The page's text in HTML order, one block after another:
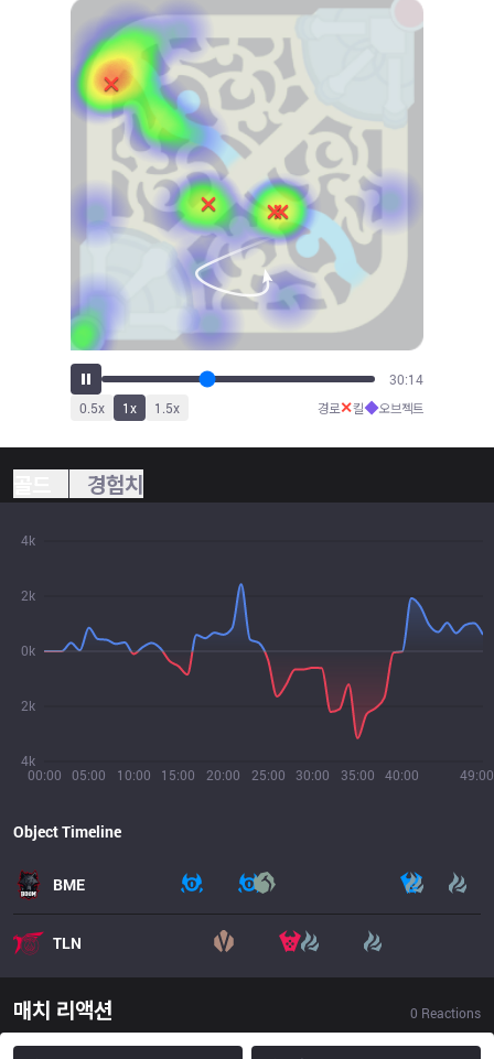
33:15
0.5x 1x 1.5x 경로✕킬◆오브젝트
경험치
00:00 05:00 10:00 15:00 20:00 25:00 30:00 35:00 40:00 49:00
4k
2k
0k
2k
4k
Object Timeline
BME
TLN
매치 리액션 0 Reactions